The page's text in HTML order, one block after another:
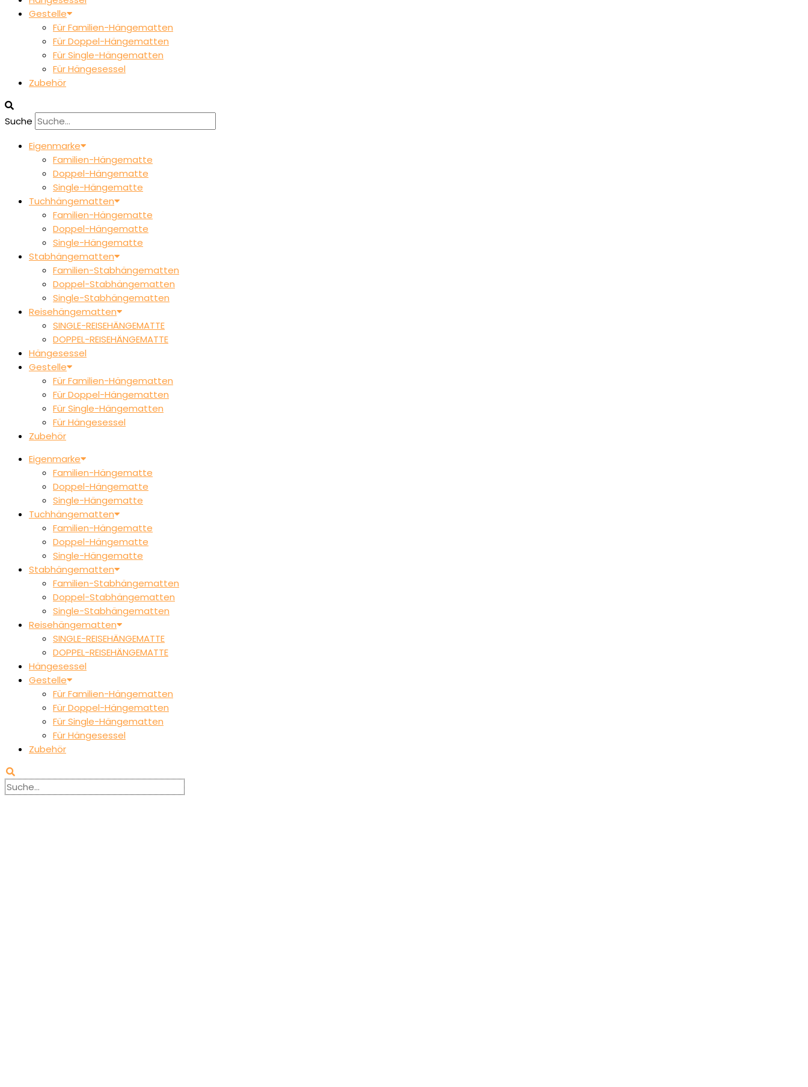
Gestelle
Für Familien-Hängematten
Für Doppel-Hängematten
Für Single-Hängematten
Für Hängesessel
Zubehör
Suche
Eigenmarke
Familien-Hängematte
Doppel-Hängematte
Single-Hängematte
Tuchhängematten
Familien-Hängematte
Doppel-Hängematte
Single-Hängematte
Stabhängematten
Familien-Stabhängematten
Doppel-Stabhängematten
Single-Stabhängematten
Reisehängematten
SINGLE-REISEHÄNGEMATTE
DOPPEL-REISEHÄNGEMATTE
Hängesessel
Gestelle
Für Familien-Hängematten
Für Doppel-Hängematten
Für Single-Hängematten
Für Hängesessel
Zubehör
Eigenmarke
Familien-Hängematte
Doppel-Hängematte
Single-Hängematte
Tuchhängematten
Familien-Hängematte
Doppel-Hängematte
Single-Hängematte
Stabhängematten
Familien-Stabhängematten
Doppel-Stabhängematten
Single-Stabhängematten
Reisehängematten
SINGLE-REISEHÄNGEMATTE
DOPPEL-REISEHÄNGEMATTE
Hängesessel
Gestelle
Für Familien-Hängematten
Für Doppel-Hängematten
Für Single-Hängematten
Für Hängesessel
Zubehör